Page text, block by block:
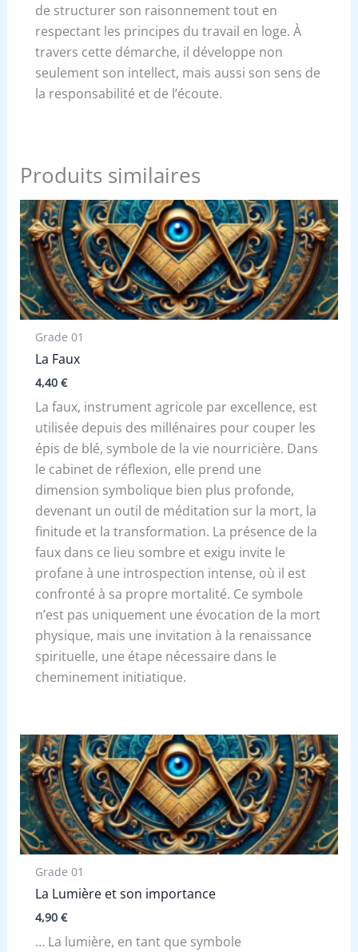
de structurer son raisonnement tout en
respectant les principes du travail en loge. À
travers cette démarche, il développe non
seulement son intellect, mais aussi son sens de
la responsabilité et de l’écoute.
Produits similaires
Grade 01
La Faux
4,40 €
La faux, instrument agricole par excellence, est
utilisée depuis des millénaires pour couper les
épis de blé, symbole de la vie nourricière. Dans
le cabinet de réflexion, elle prend une
dimension symbolique bien plus profonde,
devenant un outil de méditation sur la mort, la
finitude et la transformation. La présence de la
faux dans ce lieu sombre et exigu invite le
profane à une introspection intense, où il est
confronté à sa propre mortalité. Ce symbole
n’est pas uniquement une évocation de la mort
physique, mais une invitation à la renaissance
spirituelle, une étape nécessaire dans le
cheminement initiatique.
Grade 01
La Lumière et son importance
4,90 €
… La lumière, en tant que symbole